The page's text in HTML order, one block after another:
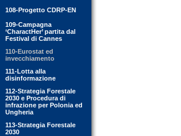
108-Progetto CDRP-EN
109-Campagna
‘CharactHer’ partita dal
Festival di Cannes
110-Eurostat ed
invecchiamento
111-Lotta alla
disinformazione
112-Strategia Forestale
2030 e Procedura di
infrazione per Polonia ed
Ungheria
113-Strategia Forestale
2030